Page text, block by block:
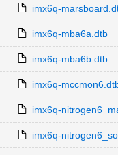
imx6q-
imx6q-mba6a.dtb
imx6q-mba6b.dtb
imx6q-
imx6q-
imx6q-